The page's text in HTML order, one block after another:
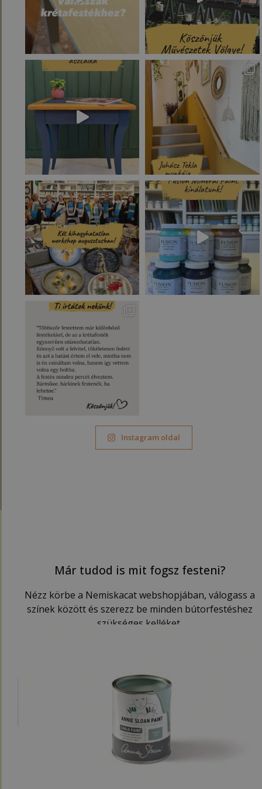
Instagram oldal
Már tudod is mit fogsz festeni?
Nézz körbe a Nemiskacat webshopjában, válogass a
színek között és szerezz be minden bútorfestéshez
szükséges kelléket.